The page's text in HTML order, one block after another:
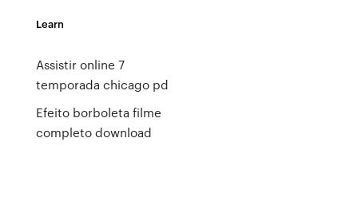
Learn
Assistir online 7
temporada chicago pd
Efeito borboleta filme
completo download